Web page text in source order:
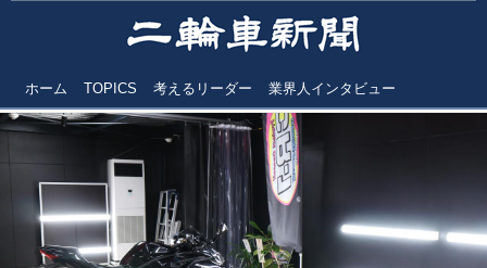
ホーム TOPICS 考えるリーダー 業界人インタビュー